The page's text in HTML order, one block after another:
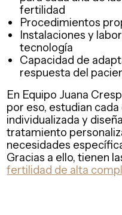
fertilidad
Procedimientos
Instalaciones y
tecnología
Capacidad de
respuesta del
En Equipo Juana
por eso, estudian
individualizada y
tratamiento
necesidades
Gracias a ello, tienen
fertilidad de alta